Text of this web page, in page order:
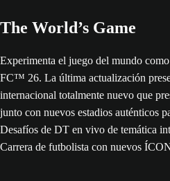
The World’s Game
Experimenta el juego del mundo
FC™ 26. La última actualización
internacional totalmente nuevo que
junto con nuevos estadios auténticos
Desafíos de DT en vivo de temática
Carrera de futbolista con nuevos